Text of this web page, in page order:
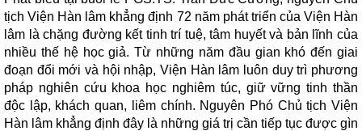
tịch Viện Hàn lâm khẳng định 72 năm phát triển của Viện Hàn
lâm là chặng đường kết tinh trí tuệ, tâm huyết và bản lĩnh của
nhiều thế hệ học giả. Từ những năm đầu gian khó đến giai
đoạn đổi mới và hội nhập, Viện Hàn lâm luôn duy trì phương
pháp nghiên cứu khoa học nghiêm túc, giữ vững tinh thần
độc lập, khách quan, liêm chính. Nguyên Phó Chủ tịch Viện
Hàn lâm khẳng định đây là những giá trị cần tiếp tục được gìn